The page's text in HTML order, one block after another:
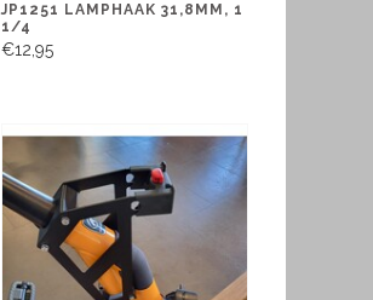
JP1251 LAMPHAAK 31,8MM, 1
1/4
€12,95